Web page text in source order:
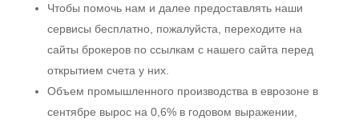
Чтобы помочь нам и далее предоставлять наши
сервисы бесплатно, пожалуйста, переходите на
сайты брокеров по ссылкам с нашего сайта перед
открытием счета у них.
Объем промышленного производства в еврозоне в
сентябре вырос на 0,6% в годовом выражении,